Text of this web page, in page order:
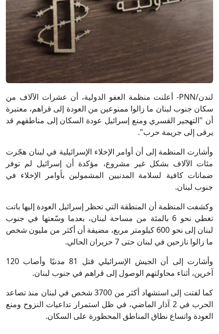
لندن/PNN- أعلنت منظمة العفو الدولية، أن عشرات الآلاف من
سكان جنوب لبنان ما زالوا ممنوعين من العودة إلى قراهم، معتبرة
أن "التهجير القسري ومنع إسرائيل عودة السكان إلى مناطقهم قد
يرقى إلى جريمة حرب".
وأشارت المنظمة إلى أن أوامر الإخلاء الإسرائيلية في لبنان هجّرت
مئات الآلاف بشكل غير مشروع، مؤكدة أن إسرائيل لم توفر
ضمانات كافية لسلامة المدنيين المشمولين بأوامر الإخلاء في
جنوب لبنان.
وكشفت المنظمة أن المنطقة التي تحظر إسرائيل العودة إليها باتت
تغطي نحو 6 بالمئة من مساحة لبنان، بعدما وسّعتها في جنوب
لبنان إلى نحو 600 كيلومتر مربع، مضيفة أن أكثر من مليون شخص
ما زالوا نازحين في لبنان حتى 7 حزيران الحالي.
وأشارت إلى أن الجيش الإسرائيلي قتل 81 مدنيًا وأصاب 120
آخرين، أثناء محاولتهم الوصول إلى قراهم في جنوب لبنان.
كما لفتت إلى استشهاد أكثر من 3700 شخص في لبنان منذ تصاعد
الحرب في 2 آذار الماضي، في ظل استمرار تداعيات النزوح ومنع
العودة واتساع نطاق المناطق المحظورة على السكان.